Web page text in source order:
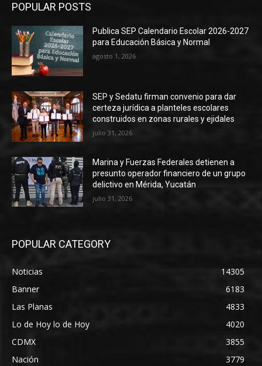
POPULAR POSTS
Publica SEP Calendario Escolar 2026-2027
para Educación Básica y Normal
agosto 1, 2026
SEP y Sedatu firman convenio para dar
certeza jurídica a planteles escolares
construidos en zonas rurales y ejidales
julio 31, 2026
Marina y Fuerzas Federales detienen a
presunto operador financiero de un grupo
delictivo en Mérida, Yucatán
julio 31, 2026
POPULAR CATEGORY
Noticias
14305
Banner
6183
Las Planas
4833
Lo de Hoy lo de Hoy
4020
CDMX
3855
Nación
3779